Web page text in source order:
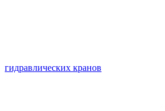
гидравлических кранов